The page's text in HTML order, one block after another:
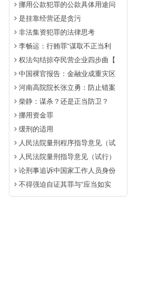
挪用公款犯罪的公款具体用途问
是挂靠经营还是贪污
非法集资犯罪的法律思考
李畅运：行贿罪“谋取不正当利
权法勾结掠夺民营企业四步曲【
中国裸官报告：金融业成重灾区
河南高院院长张立勇：防止错案
柴静：谋杀？还是正当防卫？
挪用资金罪
缓刑的适用
人民法院量刑程序指导意见（试
人民法院量刑指导意见（试行）
论刑事追诉中国家工作人员身份
不得强迫自证其罪与“应当如实